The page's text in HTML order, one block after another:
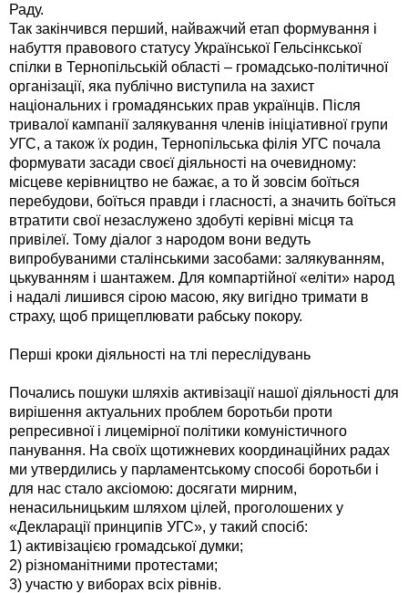
Раду.
Так закінчився перший, найважчий етап формування і
набуття правового статусу Української Гельсінкської
спілки в Тернопільській області – громадсько-політичної
організації, яка публічно виступила на захист
національних і громадянських прав українців. Після
тривалої кампанії залякування членів ініціативної групи
УГС, а також їх родин, Тернопільська філія УГС почала
формувати засади своєї діяльності на очевидному:
місцеве керівництво не бажає, а то й зовсім боїться
перебудови, боїться правди і гласності, а значить боїться
втратити свої незаслужено здобуті керівні місця та
привілеї. Тому діалог з народом вони ведуть
випробуваними сталінськими засобами: залякуванням,
цькуванням і шантажем. Для компартійної «еліти» народ
і надалі лишився сірою масою, яку вигідно тримати в
страху, щоб прищеплювати рабську покору.
Перші кроки діяльності на тлі переслідувань
Почались пошуки шляхів активізації нашої діяльності для
вирішення актуальних проблем боротьби проти
репресивної і лицемірної політики комуністичного
панування. На своїх щотижневих координаційних радах
ми утвердились у парламентському способі боротьби і
для нас стало аксіомою: досягати мирним,
ненасильницьким шляхом цілей, проголошених у
«Декларації принципів УГС», у такий спосіб:
1) активізацією громадської думки;
2) різноманітними протестами;
3) участю у виборах всіх рівнів.